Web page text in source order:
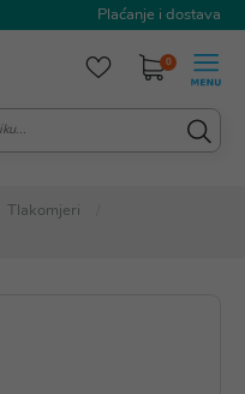
Plaćanje i dostava
0
Tlakomjeri